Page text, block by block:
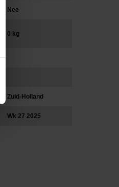
Nee
0 kg
Zuid-Holland
Wk 27 2025